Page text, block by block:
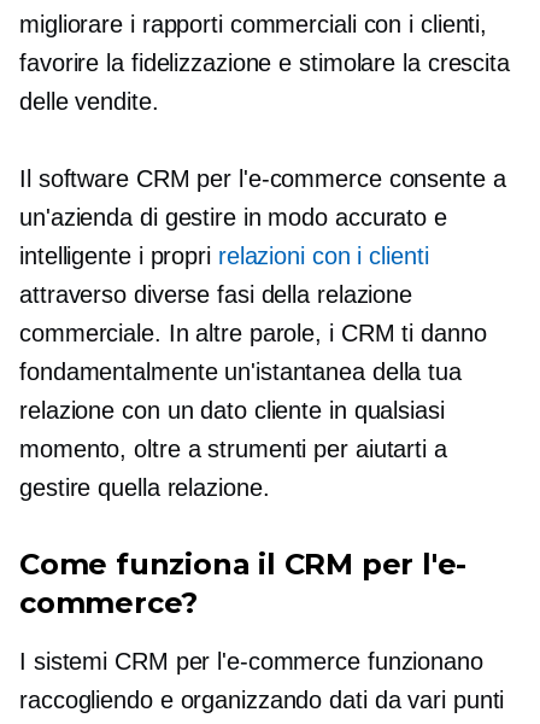
migliorare i rapporti commerciali con i clienti,
favorire la fidelizzazione e stimolare la crescita
delle vendite.
Il software CRM per l'e-commerce consente a
un'azienda di gestire in modo accurato e
intelligente i propri relazioni con i clienti
attraverso diverse fasi della relazione
commerciale. In altre parole, i CRM ti danno
fondamentalmente un'istantanea della tua
relazione con un dato cliente in qualsiasi
momento, oltre a strumenti per aiutarti a
gestire quella relazione.
Come funziona il CRM per l'e-
commerce?
I sistemi CRM per l'e-commerce funzionano
raccogliendo e organizzando dati da vari punti